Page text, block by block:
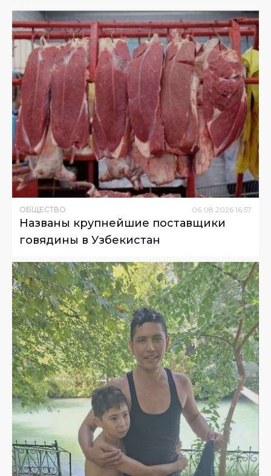
ОБЩЕСТВО 06.08.2026 16:57
Названы крупнейшие поставщики
говядины в Узбекистан